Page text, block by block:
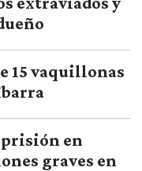
15 vaquillonas
prisión en
graves en